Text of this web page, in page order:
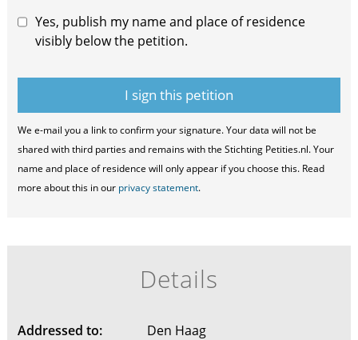
Yes, publish my name and place of residence
visibly below the petition.
We e-mail you a link to confirm your signature. Your data will not be
shared with third parties and remains with the Stichting Petities.nl. Your
name and place of residence will only appear if you choose this. Read
more about this in our privacy statement.
Details
Addressed to:
Den Haag